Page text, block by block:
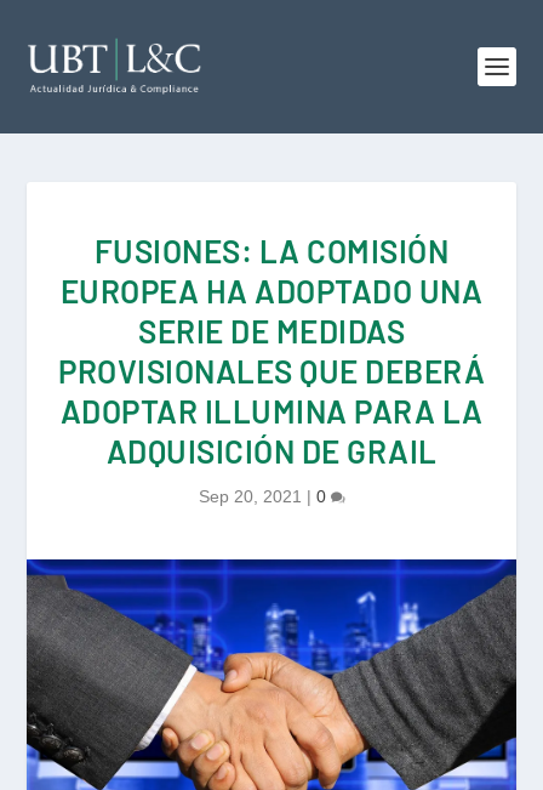
FUSIONES: LA COMISIÓN
EUROPEA HA ADOPTADO UNA
SERIE DE MEDIDAS
PROVISIONALES QUE DEBERÁ
ADOPTAR ILLUMINA PARA LA
ADQUISICIÓN DE GRAIL
Sep 20, 2021 | 0